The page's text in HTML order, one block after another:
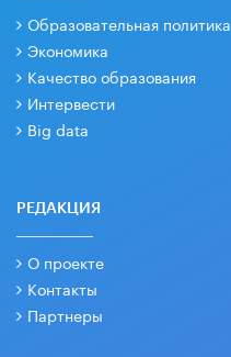
Образовательная политика
Экономика
Качество образования
Интервести
Big data
РЕДАКЦИЯ
О проекте
Контакты
Партнеры